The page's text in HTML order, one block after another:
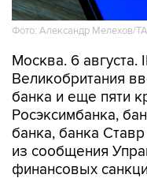
Фото: Александр Мелехов/
Москва. 6 августа.
Великобритания
банка и еще пяти
Росэксимбанка,
банка, банка
из сообщения
финансовых